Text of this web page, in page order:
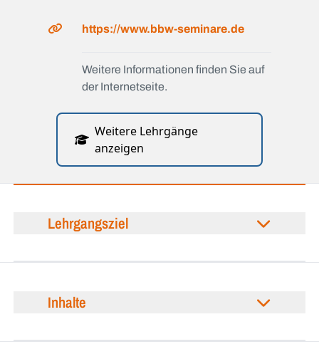
https://www.bbw-seminare.de
Weitere Informationen finden Sie auf
der Internetseite.
Weitere Lehrgänge
anzeigen
Lehrgangsziel
Inhalte